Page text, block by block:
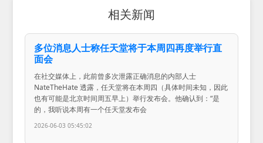
相关新闻
多位消息人士称任天堂将于本周四再度举行直
面会
在社交媒体上，此前曾多次泄露正确消息的内部人士
NateTheHate 透露，任天堂将在本周四（具体时间未知，因此
也有可能是北京时间周五早上）举行发布会。他确认到：“是
的，我听说本周有一个任天堂发布会
2026-06-03 05:45:02